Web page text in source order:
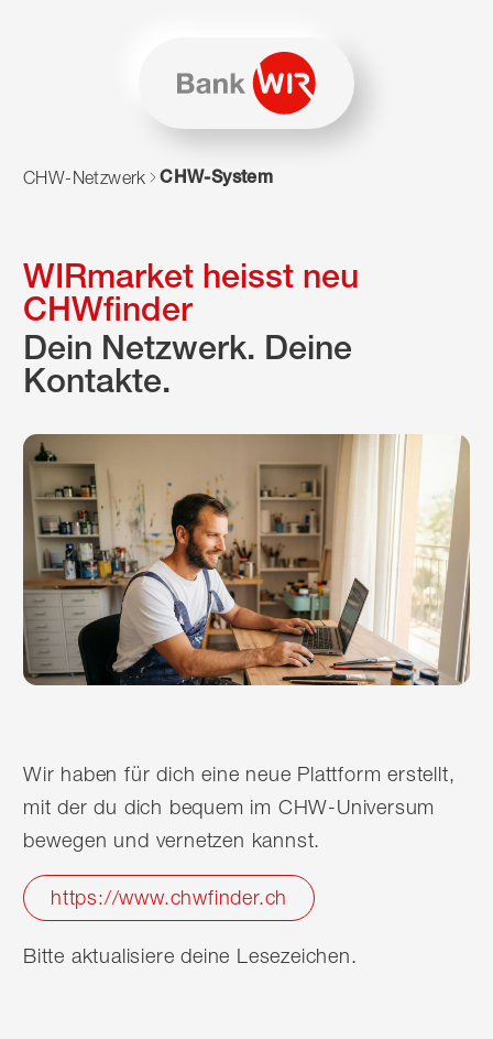
Zum Navigieren dieser Seite wird JavaScript benötigt.
CHW-Netzwerk CHW-System
WIRmarket heisst neu
CHWfinder
Dein Netzwerk. Deine
Kontakte.
Wir haben für dich eine neue Plattform erstellt,
mit der du dich bequem im CHW-Universum
bewegen und vernetzen kannst.
https://www.chwfinder.ch
Bitte aktualisiere deine Lesezeichen.